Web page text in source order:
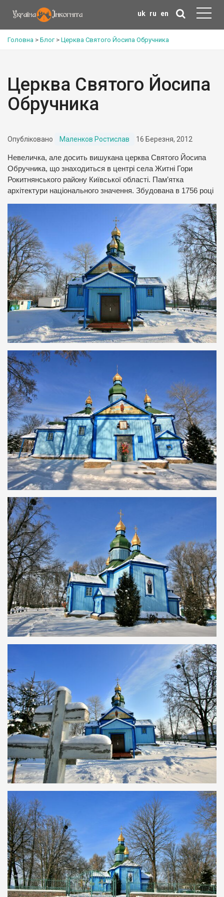
uk ru en
Головна > Блог> Церква Святого Йосипа Обручника
Церква Святого Йосипа
Обручника
Опубліковано Маленков Ростислав 16 Березня, 2012
Невеличка, але досить вишукана церква Святого Йосипа
Обручника, що знаходиться в центрі села Житні Гори
Рокитнянського району Київської області. Пам’ятка
архітектури національного значення. Збудована в 1756 році